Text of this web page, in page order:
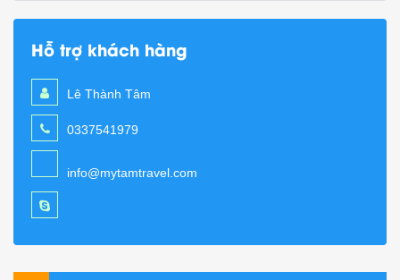
Hỗ trợ khách hàng
Lê Thành Tâm
0337541979
info@mytamtravel.com